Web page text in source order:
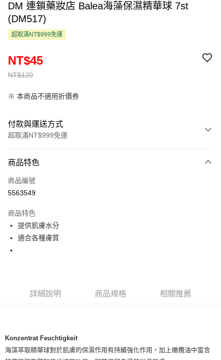
DM 連鎖藥妝店 Balea海藻保濕精華球 7st
(DM517)
超取滿NT$999免運
NT$120
NT$45
※ 本商品不適用折價券
付款與運送方式
超取滿NT$999免運
信用卡一次付款
超商取貨付款
Apple Pay
街口支付
ATM付款
全家取貨付款
每筆NT$80，滿NT$999(含以上)免運費
商品特色
商品編號
5563549
商品特色
提供肌膚水分
適合各種膚質
詳細說明 商品規格 相關推薦
Konzentrat Feuchtigkeit
海藻萃取精華球對於肌膚的保濕作用有持續強化作用，加上橄欖油中富含